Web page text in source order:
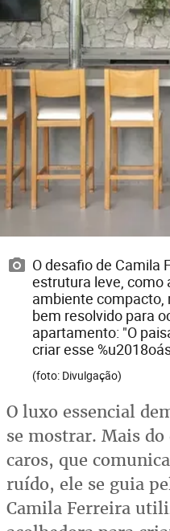
O desafio de Camila
estrutura leve, como
ambiente compacto,
bem resolvido para
apartamento: "O
criar esse
(foto: Divulgação)
O luxo essencial
se mostrar. Mais
caros, que
ruído, ele se guia
Camila Ferreira